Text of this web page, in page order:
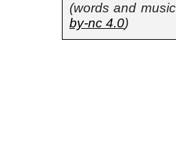
(words and
by-nc 4.0)